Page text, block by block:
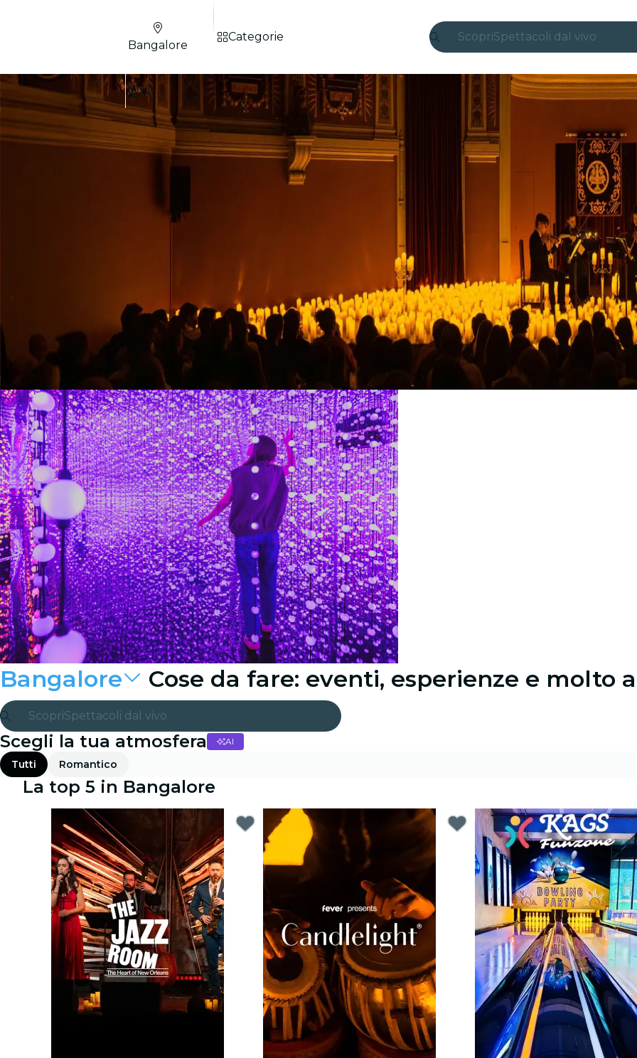
ScopriSpettacoli dal vivo
Candlelight
Londra
Esperienze e città
Seoul
Tour città
Concerti
Ristoranti
Cinema
Bangalore
IT
Categorie
Bangalore Cose da fare: eventi, esperienze e molto
ScopriSpettacoli dal vivo
Madrid
Candlelight
Londra
Esperienze e città
San Paolo
Mostre
Seoul
Tour città
Concerti
Scegli la tua atmosfera AI
Tutti Romantico
La top 5 in Bangalore